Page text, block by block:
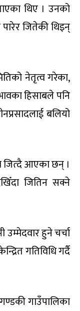
थिए । उनको
जितेकी थिइन्
नेतृत्व गरेका,
हिसाबले पनि
बलियो
जित्दै आएका छन् ।
जितिन सक्ने
उम्मेदवार हुने चर्चा
गतिविधि गर्दै
गाउँपालिका